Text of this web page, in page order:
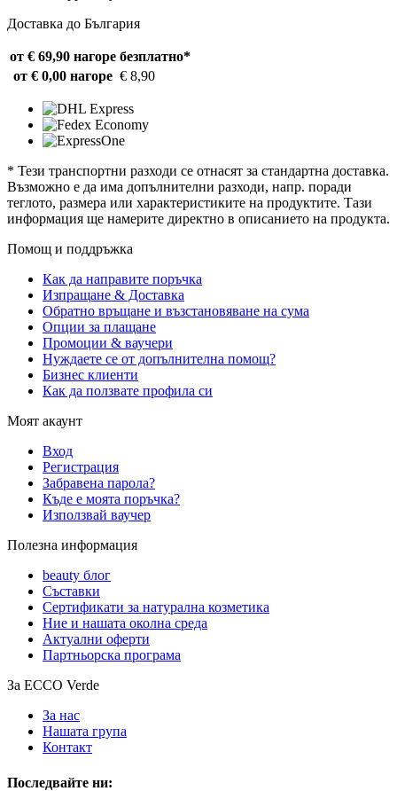
Доставка до България
от € 69,90 нагоре безплатно*
от € 0,00 нагоре € 8,90
* Тези транспортни разходи се отнасят за стандартна доставка.
Възможно е да има допълнителни разходи, напр. поради
теглото, размера или характеристиките на продуктите. Тази
информация ще намерите директно в описанието на продукта.
Помощ и поддръжка
Как да направите поръчка
Изпращане & Доставка
Обратно връщане и възстановяване на сума
Опции за плащане
Промоции & ваучери
Нуждаете се от допълнителна помощ?
Бизнес клиенти
Как да ползвате профила си
Моят акаунт
Вход
Регистрация
Забравена парола?
Къде е моята поръчка?
Използвай ваучер
Полезна информация
beauty блог
Съставки
Сертификати за натурална козметика
Ние и нашата околна среда
Актуални оферти
Партньорска програма
За ECCO Verde
За нас
Нашата група
Контакт
Последвайте ни: